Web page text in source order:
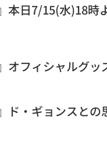
本日7/15(水)18
オフィシャルグ
ド・ギョンスと